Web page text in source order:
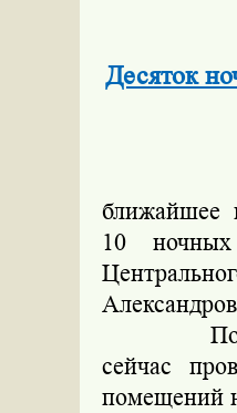
Десяток
ближайшее
10
По его
сейчас
помещений